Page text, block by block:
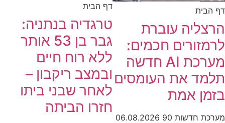
דף הבית
הרצליה עוברת
לרמזורים חכמים:
מערכת AI חדשה
תלמד את העומסים
בזמן אמת
מערכת חדשות 90
06.08.2026
דף הבית
טרגדיה בנתניה:
גבר בן 53 אותר
ללא רוח חיים
ובמצב ריקבון –
לאחר שבני ביתו
חזרו הביתה